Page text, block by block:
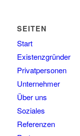
SEITEN
Start
Existenzgründer
Privatpersonen
Unternehmer
Über uns
Soziales
Referenzen